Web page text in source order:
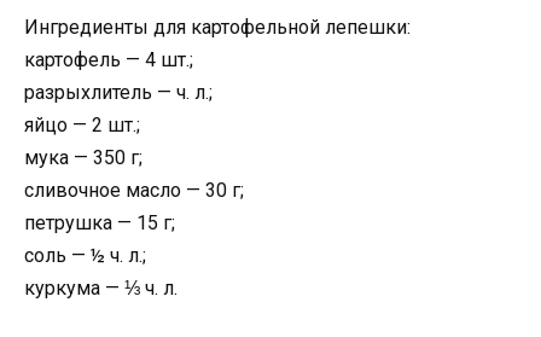
Ингредиенты для картофельной лепешки:
картофель — 4 шт.;
разрыхлитель — ч. л.;
яйцо — 2 шт.;
мука — 350 г;
сливочное масло — 30 г;
петрушка — 15 г;
соль — ½ ч. л.;
куркума — ⅓ ч. л.